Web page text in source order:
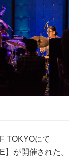
TOKYOにて
】が開催された。